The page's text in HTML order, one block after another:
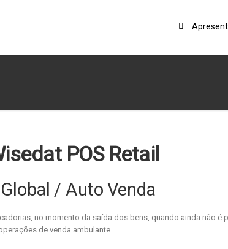
POS Retail
/ Auto Venda
no momento da saída dos bens, quando ainda não é
de venda ambulante.